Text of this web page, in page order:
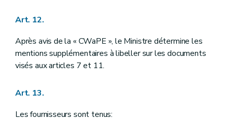
Art. 12.
Après avis de la « CWaPE », le Ministre détermine les
mentions supplémentaires à libeller sur les documents
visés aux articles 7 et 11.
Art. 13.
Les fournisseurs sont tenus: